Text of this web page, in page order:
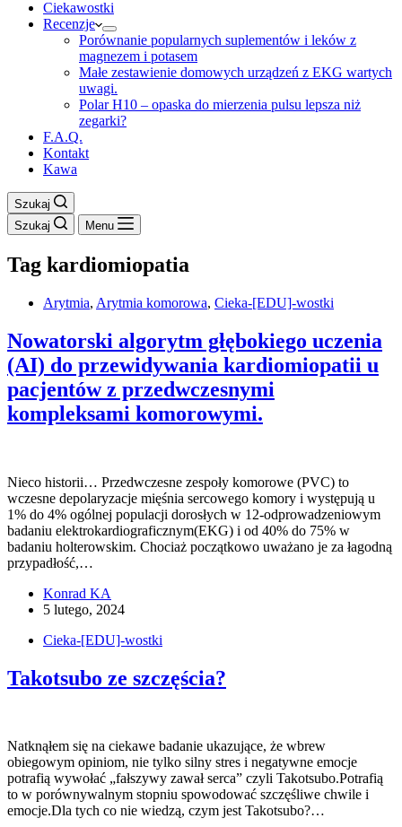
Ciekawostki
Recenzje
Porównanie popularnych suplementów i leków z
magnezem i potasem
Małe zestawienie domowych urządzeń z EKG wartych
uwagi.
Polar H10 – opaska do mierzenia pulsu lepsza niż
zegarki?
F.A.Q.
Kontakt
Kawa
Szukaj
Szukaj
Menu
Tag kardiomiopatia
Arytmia, Arytmia komorowa, Cieka-[EDU]-wostki
Nowatorski algorytm głębokiego uczenia
(AI) do przewidywania kardiomiopatii u
pacjentów z przedwczesnymi
kompleksami komorowymi.
Nieco historii… Przedwczesne zespoły komorowe (PVC) to
wczesne depolaryzacje mięśnia sercowego komory i występują u
1% do 4% ogólnej populacji dorosłych w 12-odprowadzeniowym
badaniu elektrokardiograficznym(EKG) i od 40% do 75% w
badaniu holterowskim. Chociaż początkowo uważano je za łagodną
przypadłość,…
Konrad KA
5 lutego, 2024
Cieka-[EDU]-wostki
Takotsubo ze szczęścia?
Natknąłem się na ciekawe badanie ukazujące, że wbrew
obiegowym opiniom, nie tylko silny stres i negatywne emocje
potrafią wywołać „fałszywy zawał serca” czyli Takotsubo.Potrafią
to w porównywalnym stopniu spowodować szczęśliwe chwile i
emocje.Dla tych co nie wiedzą, czym jest Takotsubo?…